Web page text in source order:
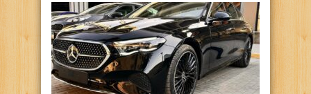
ليمو
لتأجير
احدث
سيارات
مرسيدس
2026
بشكلها
الجديد
المتطور
……